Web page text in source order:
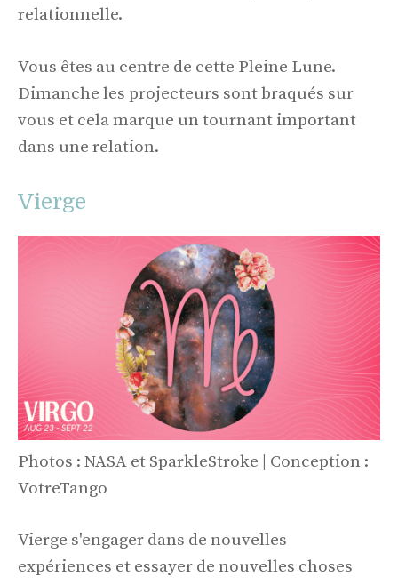
relationnelle.
Vous êtes au centre de cette Pleine Lune.
Dimanche les projecteurs sont braqués sur
vous et cela marque un tournant important
dans une relation.
Vierge
Photos : NASA et SparkleStroke | Conception :
VotreTango
Vierge s'engager dans de nouvelles
expériences et essayer de nouvelles choses